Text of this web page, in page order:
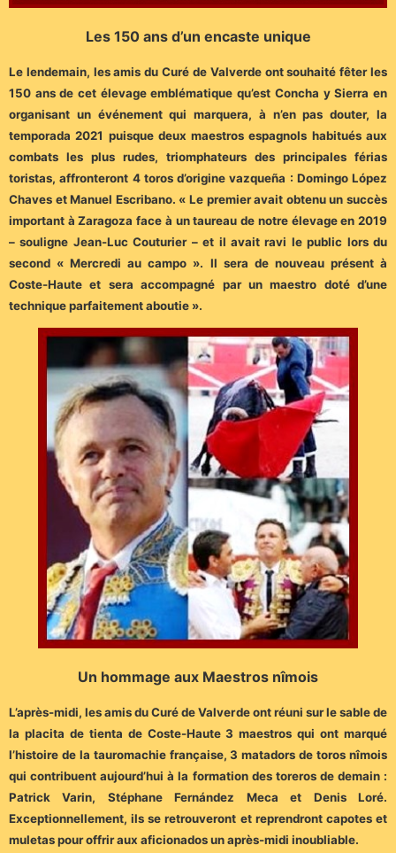
Les 150 ans d’un encaste unique
Le lendemain, les amis du Curé de Valverde ont souhaité fêter les
150 ans de cet élevage emblématique qu’est Concha y Sierra en
organisant un événement qui marquera, à n’en pas douter, la
temporada 2021 puisque deux maestros espagnols habitués aux
combats les plus rudes, triomphateurs des principales férias
toristas, affronteront 4 toros d’origine vazqueña : Domingo López
Chaves et Manuel Escribano. « Le premier avait obtenu un succès
important à Zaragoza face à un taureau de notre élevage en 2019
– souligne Jean-Luc Couturier – et il avait ravi le public lors du
second « Mercredi au campo ». Il sera de nouveau présent à
Coste-Haute et sera accompagné par un maestro doté d’une
technique parfaitement aboutie ».
Un hommage aux Maestros nîmois
L’après-midi, les amis du Curé de Valverde ont réuni sur le sable de
la placita de tienta de Coste-Haute 3 maestros qui ont marqué
l’histoire de la tauromachie française, 3 matadors de toros nîmois
qui contribuent aujourd’hui à la formation des toreros de demain :
Patrick Varin, Stéphane Fernández Meca et Denis Loré.
Exceptionnellement, ils se retrouveront et reprendront capotes et
muletas pour offrir aux aficionados un après-midi inoubliable.